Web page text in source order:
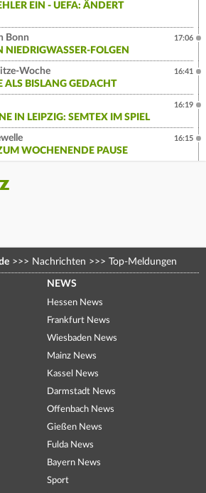
EIN - UEFA: ÄNDERT
Bonn
FOLGEN
17:06
Woche
ALS BISLANG GEDACHT
16:41
IN LEIPZIG: SEMTEX IM SPIEL
16:19
WOCHENENDE PAUSE
16:15
>>> Nachrichten >>> Top-Meldungen
NEWS
Hessen News
Frankfurt News
Wiesbaden News
Mainz News
Kassel News
Darmstadt News
Offenbach News
Gießen News
Fulda News
Bayern News
Sport